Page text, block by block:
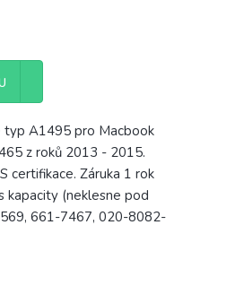
typ A1495 pro Macbook
z roků 2013 - 2015.
certifikace. Záruka 1 rok
kapacity (neklesne pod
661-7467, 020-8082-